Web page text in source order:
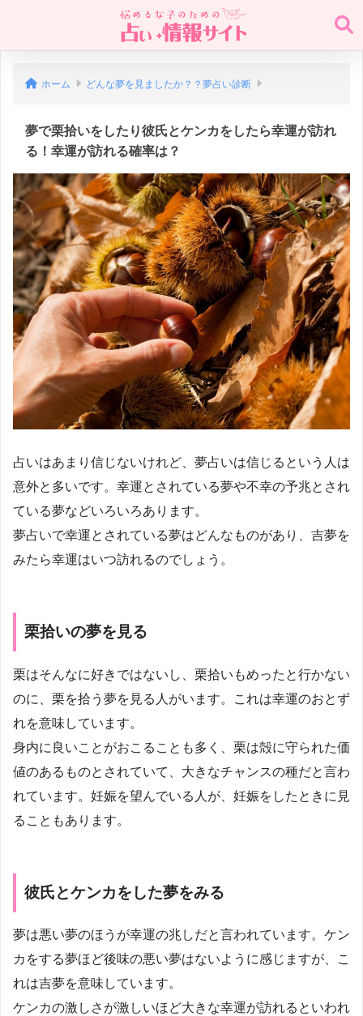
ホーム どんな夢を見ましたか？？夢占い診断
夢で栗拾いをしたり彼氏とケンカをしたら幸運が訪れ
る！幸運が訪れる確率は？
占いはあまり信じないけれど、夢占いは信じるという人は
意外と多いです。幸運とされている夢や不幸の予兆とされ
ている夢などいろいろあります。
夢占いで幸運とされている夢はどんなものがあり、吉夢を
みたら幸運はいつ訪れるのでしょう。
栗拾いの夢を見る
栗はそんなに好きではないし、栗拾いもめったと行かない
のに、栗を拾う夢を見る人がいます。これは幸運のおとず
れを意味しています。
身内に良いことがおこることも多く、栗は殻に守られた価
値のあるものとされていて、大きなチャンスの種だと言わ
れています。妊娠を望んでいる人が、妊娠をしたときに見
ることもあります。
彼氏とケンカをした夢をみる
夢は悪い夢のほうが幸運の兆しだと言われています。ケン
カをする夢ほど後味の悪い夢はないように感じますが、こ
れは吉夢を意味しています。
ケンカの激しさが激しいほど大きな幸運が訪れるといわれ